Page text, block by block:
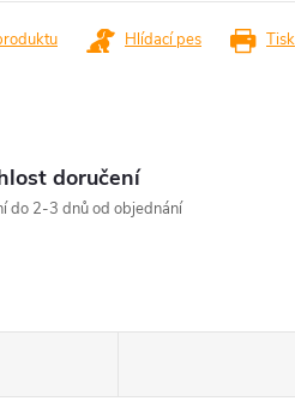
Tisk
Hlídací pes
doručení
do 2-3 dnů od objednání